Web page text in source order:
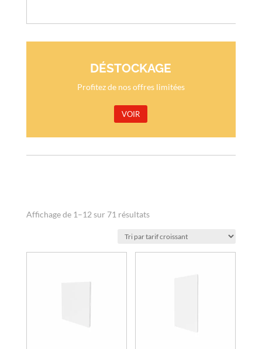
DÉSTOCKAGE
Profitez de nos offres limitées
VOIR
Affichage de 1–12 sur 71 résultatsTrié
prix
croissant